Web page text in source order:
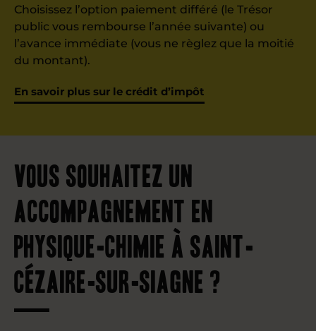
Choisissez l’option paiement différé (le Trésor
public vous rembourse l’année suivante) ou
l’avance immédiate (vous ne règlez que la moitié
du montant).
En savoir plus sur le crédit d’impôt
Vous souhaitez un
accompagnement en
physique-chimie à Saint-
Cézaire-sur-Siagne ?